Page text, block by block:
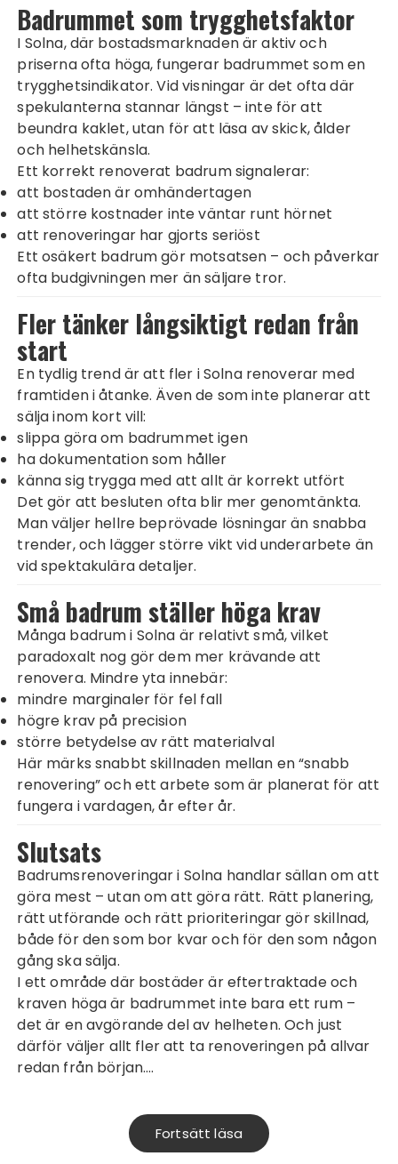
Badrummet som trygghetsfaktor
I Solna, där bostadsmarknaden är aktiv och
priserna ofta höga, fungerar badrummet som en
trygghetsindikator. Vid visningar är det ofta där
spekulanterna stannar längst – inte för att
beundra kaklet, utan för att läsa av skick, ålder
och helhetskänsla.
Ett korrekt renoverat badrum signalerar:
att bostaden är omhändertagen
att större kostnader inte väntar runt hörnet
att renoveringar har gjorts seriöst
Ett osäkert badrum gör motsatsen – och påverkar
ofta budgivningen mer än säljare tror.
Fler tänker långsiktigt redan från
start
En tydlig trend är att fler i Solna renoverar med
framtiden i åtanke. Även de som inte planerar att
sälja inom kort vill:
slippa göra om badrummet igen
ha dokumentation som håller
känna sig trygga med att allt är korrekt utfört
Det gör att besluten ofta blir mer genomtänkta.
Man väljer hellre beprövade lösningar än snabba
trender, och lägger större vikt vid underarbete än
vid spektakulära detaljer.
Små badrum ställer höga krav
Många badrum i Solna är relativt små, vilket
paradoxalt nog gör dem mer krävande att
renovera. Mindre yta innebär:
mindre marginaler för fel fall
högre krav på precision
större betydelse av rätt materialval
Här märks snabbt skillnaden mellan en “snabb
renovering” och ett arbete som är planerat för att
fungera i vardagen, år efter år.
Slutsats
Badrumsrenoveringar i Solna handlar sällan om att
göra mest – utan om att göra rätt. Rätt planering,
rätt utförande och rätt prioriteringar gör skillnad,
både för den som bor kvar och för den som någon
gång ska sälja.
I ett område där bostäder är eftertraktade och
kraven höga är badrummet inte bara ett rum –
det är en avgörande del av helheten. Och just
därför väljer allt fler att ta renoveringen på allvar
redan från början.…
Fortsätt läsa